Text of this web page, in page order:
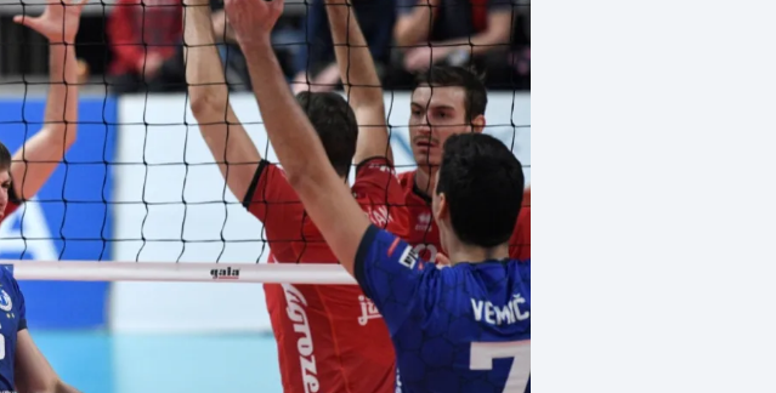
Moderní pětiboj
Motorsport
Olympijské hry
Parasport
Plavání
Plážový volejbal
Triatlon
Veslování
Vodní slalom
Volejbal
Ostatní